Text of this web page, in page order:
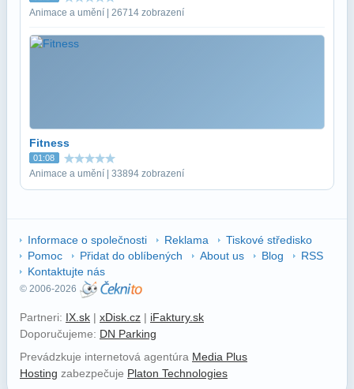
Animace a umění | 26714 zobrazení
Fitness
01:08
Animace a umění | 33894 zobrazení
Informace o společnosti Reklama
Tiskové středisko
Pomoc
Přidat do oblíbených About us Blog
RSS
Kontaktujte nás
© 2006-2026
Partneri: IX.sk | xDisk.cz | iFaktury.sk
Doporučujeme: DN Parking
Prevádzkuje internetová agentúra Media Plus
Hosting zabezpečuje Platon Technologies